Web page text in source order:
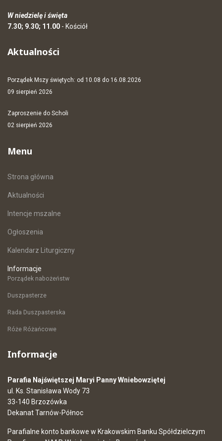
W niedzielę i święta
7.30; 9.30; 11.00 - Kościół
Aktualności
Porządek Mszy świętych: od 10.08 do 16.08.2026
09 sierpień 2026
Zaproszenie do Scholi
02 sierpień 2026
Menu
Strona główna
Aktualności
Intencje mszalne
Ogłoszenia
Kalendarz Liturgiczny
Informacje
Porządek nabożeństw
Duszpasterze
Rada Duszpasterska
Róże Różańcowe
Informacje
Parafia Najświętszej Maryi Panny Wniebowziętej
ul. Ks. Stanisława Wody 73
33-140 Brzozówka
Dekanat Tarnów-Północ
Parafialne konto bankowe w Krakowskim Banku Spółdzielczym